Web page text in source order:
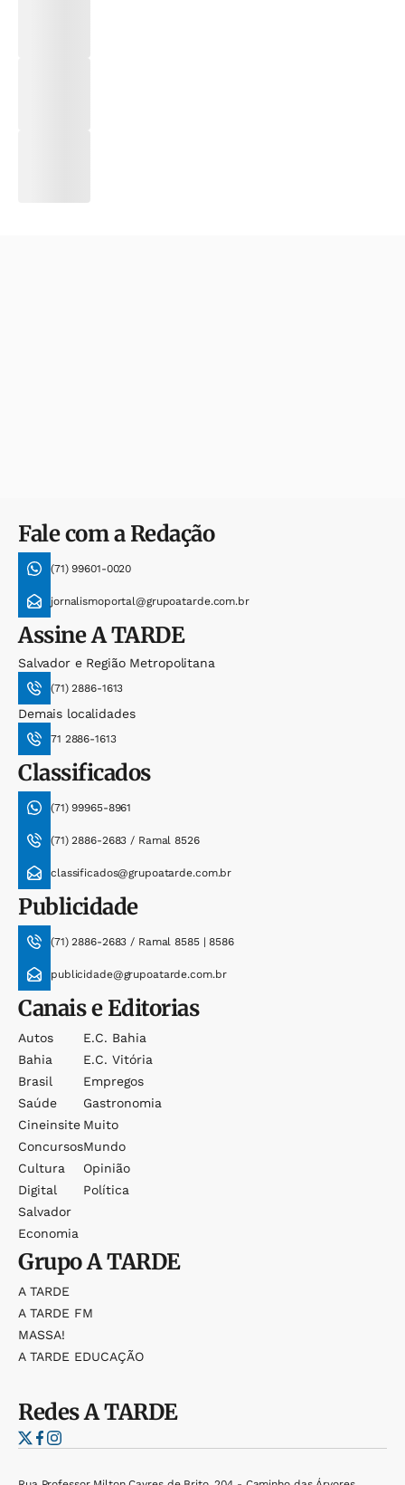
Fale com a Redação
(71) 99601-0020
jornalismoportal@grupoatarde.com.br
AssineA TARDE
Salvador e Região Metropolitana
(71) 2886-1613
Demais localidades
71 2886-1613
Classificados
(71) 99965-8961
(71) 2886-2683 / Ramal 8526
classificados@grupoatarde.com.br
Publicidade
(71) 2886-2683 / Ramal 8585 | 8586
publicidade@grupoatarde.com.br
Canais e Editorias
Autos
Bahia
Brasil
Saúde
Cineinsite
Concursos
Cultura
Digital
Salvador
Economia
E.c. Bahia
E.c. Vitória
Empregos
Gastronomia
Muito
Mundo
Opinião
Política
GrupoA TARDE
A TARDE
A TARDE FM
MASSA!
A TARDE EDUCAÇÃO
RedesA TARDE